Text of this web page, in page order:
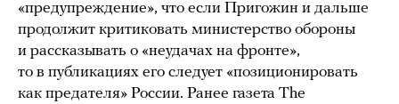
«предупреждение», что если Пригожин и дальше
продолжит критиковать министерство обороны
и рассказывать о «неудачах на фронте»,
то в публикациях его следует «позиционировать
как предателя» России. Ранее газета The